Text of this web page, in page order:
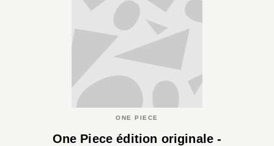
ONE PIECE
One Piece édition originale -